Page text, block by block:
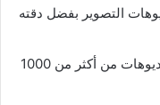
التصوير بفضل دقته
يمكنك الاعتماد عليه في تحميل الفيديوهات من أكثر من 1000